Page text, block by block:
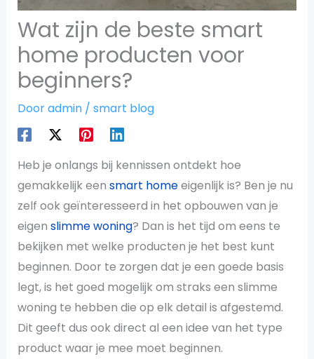
Wat zijn de beste smart
home producten voor
beginners?
Dooradmin / smart blog
Heb je onlangs bij kennissen ontdekt hoe
gemakkelijk een smart homeeigenlijk is? Ben je nu
zelf ook geïnteresseerd in het opbouwen van je
eigen slimme woning? Dan is het tijd om eens te
bekijken met welke producten je het best kunt
beginnen. Door te zorgen dat je een goede basis
legt, is het goed mogelijk om straks een slimme
woning te hebben die op elk detail is afgestemd.
Dit geeft dus ook direct al een idee van het type
product waar je mee moet beginnen.